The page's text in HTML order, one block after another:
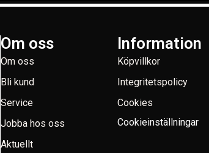
Om oss
Om oss
Bli kund
Service
Jobba hos oss
Aktuellt
Information
Köpvillkor
Integritetspolicy
Cookies
Cookieinställningar